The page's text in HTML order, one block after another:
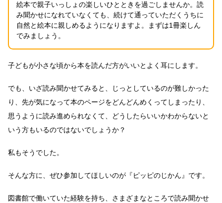
絵本で親子いっしょの楽しいひとときを過ごしませんか。読
み聞かせになれていなくても、続けて通っていただくうちに
自然と絵本に親しめるようになりますよ。まずは1冊楽しん
でみましょう。
子どもが小さな頃から本を読んだ方がいいとよく耳にします。
でも、いざ読み聞かせてみると、じっとしているのが難しかった
り、先が気になって本のページをどんどんめくってしまったり、
思うように読み進められなくて、どうしたらいいかわからないと
いう方もいるのではないでしょうか？
私もそうでした。
そんな方に、ぜひ参加してほしいのが『ピッピのじかん』です。
図書館で働いていた経験を持ち、さまざまなところで読み聞かせ